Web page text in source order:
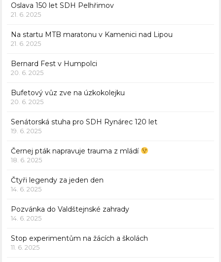
Oslava 150 let SDH Pelhřimov
21. 6. 2025
Na startu MTB maratonu v Kamenici nad Lipou
21. 6. 2025
Bernard Fest v Humpolci
20. 6. 2025
Bufetový vůz zve na úzkokolejku
20. 6. 2025
Senátorská stuha pro SDH Rynárec 120 let
19. 6. 2025
Černej pták napravuje trauma z mládí
18. 6. 2025
Čtyři legendy za jeden den
14. 6. 2025
Pozvánka do Valdštejnské zahrady
14. 6. 2025
Stop experimentům na žácích a školách
11. 6. 2025